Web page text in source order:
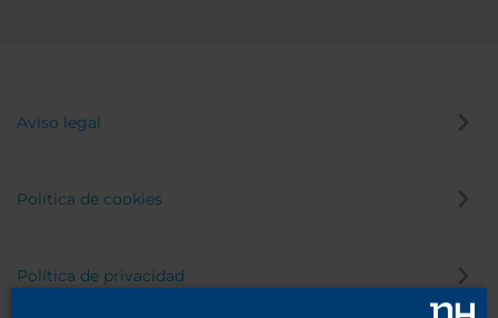
Aviso legal
Política de cookies
Política de privacidad